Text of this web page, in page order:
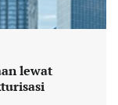
lewat